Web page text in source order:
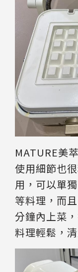
MATURE美
使用細節也
用，可以單
等料理，而
分鐘內上菜
料理輕鬆，